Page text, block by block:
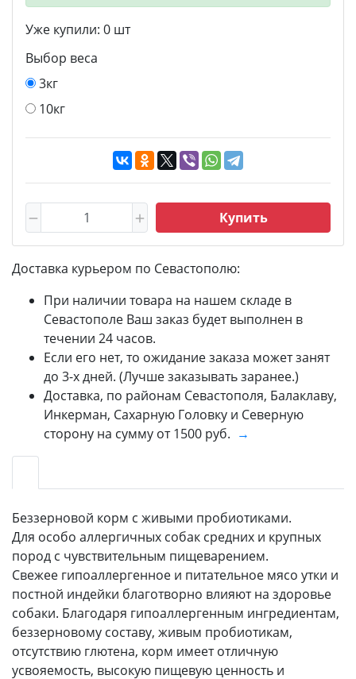
Уже купили: 0 шт
Выбор веса
3кг
10кг
Купить
Доставка курьером по Севастополю:
При наличии товара на нашем складе в
Севастополе Ваш заказ будет выполнен в
течении 24 часов.
Если его нет, то ожидание заказа может занят
до 3-х дней. (Лучше заказывать заранее.)
Доставка, по районам Севастополя, Балаклаву,
Инкерман, Сахарную Головку и Северную
сторону на сумму от 1500 руб. →
Беззерновой корм с живыми пробиотиками.
Для особо аллергичных собак средних и крупных
пород с чувствительным пищеварением.
Свежее гипоаллергенное и питательное мясо утки и
постной индейки благотворно влияют на здоровье
собаки. Благодаря гипоаллергенным ингредиентам,
беззерновому составу, живым пробиотикам,
отсутствию глютена, корм имеет отличную
усвояемость, высокую пищевую ценность и